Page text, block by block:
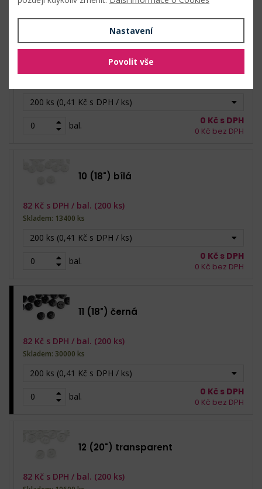
9 (18") transparent
200 ks (0,41 Kč s DPH / ks)
bal. 0 Kč s DPH
0 Kč bez DPH
10 (18") bílá
200 ks (0,41 Kč s DPH / ks)
bal.
82 Kč s DPH / bal. (200 ks)
Skladem: 13400 ks
0 Kč s DPH
0 Kč bez DPH
11 (18") černá
200 ks (0,41 Kč s DPH / ks)
bal.
82 Kč s DPH / bal. (200 ks)
Skladem: 30000 ks
0 Kč s DPH
0 Kč bez DPH
12 (20") transparent
82 Kč s DPH / bal. (200 ks)
Nastavení
Povolit vše